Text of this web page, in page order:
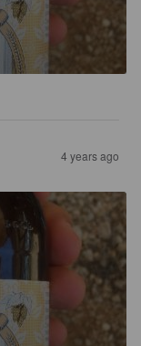
4 years ago